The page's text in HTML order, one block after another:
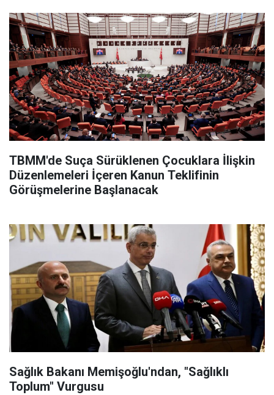
TBMM'de Suça Sürüklenen Çocuklara İlişkin
Düzenlemeleri İçeren Kanun Teklifinin
Görüşmelerine Başlanacak
Sağlık Bakanı Memişoğlu'ndan, "Sağlıklı
Toplum" Vurgusu